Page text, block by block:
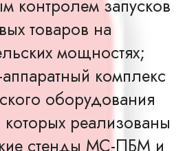
контролем запусков
товаров на
мощностях;
комплекс
оборудования
реализованы
стенды МС-ПБМ и